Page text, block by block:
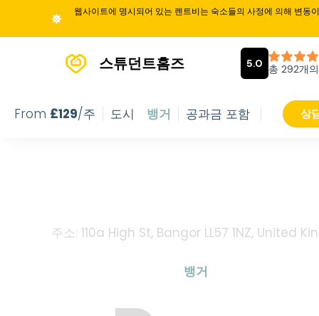
웹사이트에 명시되어 있는 렌트비는 숙소들의 사정에 의해 변동
스튜던트홈즈
From £129/주 도시 뱅거 공과금 포함 상
주소: 110a High St, Bangor LL57 1NZ, United
뱅거